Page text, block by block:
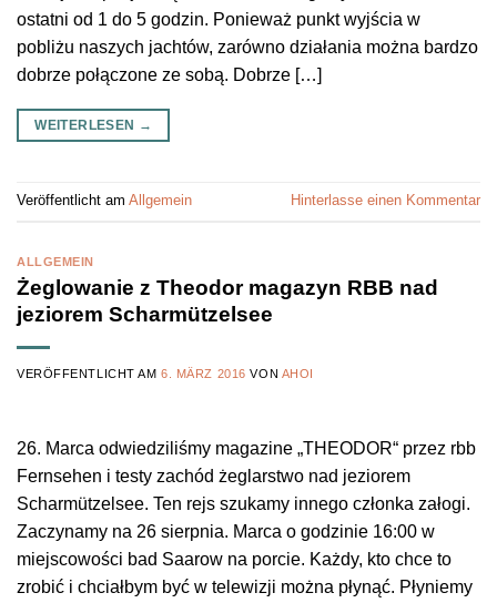
ostatni od 1 do 5 godzin. Ponieważ punkt wyjścia w
pobliżu naszych jachtów, zarówno działania można bardzo
dobrze połączone ze sobą. Dobrze […]
WEITERLESEN →
Veröffentlicht am Allgemein Hinterlasse einen Kommentar
ALLGEMEIN
Żeglowanie z Theodor magazyn RBB nad
jeziorem Scharmützelsee
VERÖFFENTLICHT AM6. MÄRZ 2016 VON AHOI
26. Marca odwiedziliśmy magazine „THEODOR“ przez rbb
Fernsehen i testy zachód żeglarstwo nad jeziorem
Scharmützelsee. Ten rejs szukamy innego członka załogi.
Zaczynamy na 26 sierpnia. Marca o godzinie 16:00 w
miejscowości bad Saarow na porcie. Każdy, kto chce to
zrobić i chciałbym być w telewizji można płynąć. Płyniemy